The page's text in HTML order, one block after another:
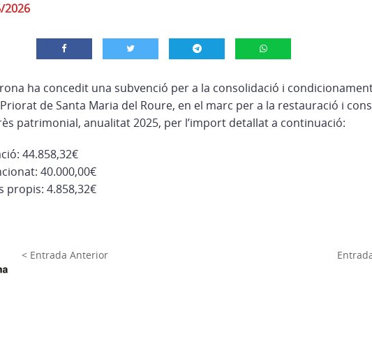
2026
ha concedit una subvenció per a la consolidació i
de Santa Maria del Roure, en el marc per a la restauració i
patrimonial, anualitat 2025, per l’import detallat a continuació:
44.858,32€
40.000,00€
propis: 4.858,32€
< Entrada Anterior